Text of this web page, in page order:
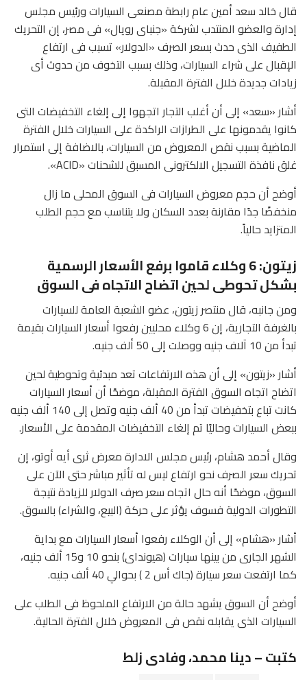
قال خالد سعد أمين عام رابطة مصنعى السيارات ورئيس مجلس
إدارة والعضو المنتدب لشركة «جنباى رويال» فى مصر، إن التحريك
الطفيف الذى حدث بسعر الصرف «الدولار» تسبب فى ارتفاع
الإقبال على شراء السيارات، وذلك بسبب التخوف من حدوث أى
زيادات جديدة خلال الفترة المقبلة.
أشار «سعد» إلى أن أغلب التجار اتجهوا إلى إلغاء التخفيضات التى
كانوا يقدمونها على الطرازات الراكدة على السيارات خلال الفترة
الماضية بسبب نقص المعروض من السيارات، بالاضافة إلى استمرار
غلق نافذة التسجيل الالكترونى المسبق للشحنات «ACID».
أوضح أن حجم معروض السيارات فى السوق المحلى ما زال
منخفضًا جدًا مقارنة بعدد السكان ولا يتناسب مع حجم الطلب
المتزايد حالياً.
زيتون: 6 وكلاء قاموا برفع الأسعار الرسمية
بشكل تحوطى لحين اتضاح الاتجاه فى السوق
ومن جانبه، قال منتصر زيتون، عضو الشعبة العامة للسيارات
بالغرفة التجارية، إن 6 وكلاء محليين رفعوا أسعار السيارات بقيمة
تبدأ من 10 آلاف جنيه ووصلت إلى 50 ألف جنيه.
أشار «زيتون» إلى أن هذه الارتفاعات تعد مبدئية وتحوطية لحين
اتضاح اتجاه السوق الفترة المقبلة، موضحًا أن أسعار السيارات
كانت تباع بتخفيضات تبدأ من 40 ألف جنيه وتصل إلى 140 ألف جنيه
ببعض السيارات وحاليًا تم إلغاء التخفيضات المقدمة على الأسعار.
وقال أحمد هشام، رئيس مجلس الادارة معرض ثرى أيه أوتو، إن
تحريك سعر الصرف نحو ارتفاع ليس له تأثير مباشر حتى الآن على
السوق، موضحًا أنه حال اتجاه سعر صرف الدولار للزيادة نتيجة
التطورات الدولية فسوف يؤثر على حركة (البيع، والشراء) بالسوق.
أشار «هشام» إلى أن الوكلاء رفعوا أسعار السيارات مع بداية
الشهر الجارى من بينها سيارات (هيونداى) بنحو 10 و15 ألف جنيه،
كما ارتفعت سعر سيارة (جاك أس 2 ) بحوالي 40 ألف جنيه.
أوضح أن السوق يشهد حالة من الارتفاع الملحوظ فى الطلب على
السيارات الذى يقابله نقص فى المعروض خلال الفترة الحالية.
كتبت – دينا محمد، وفادى زلط